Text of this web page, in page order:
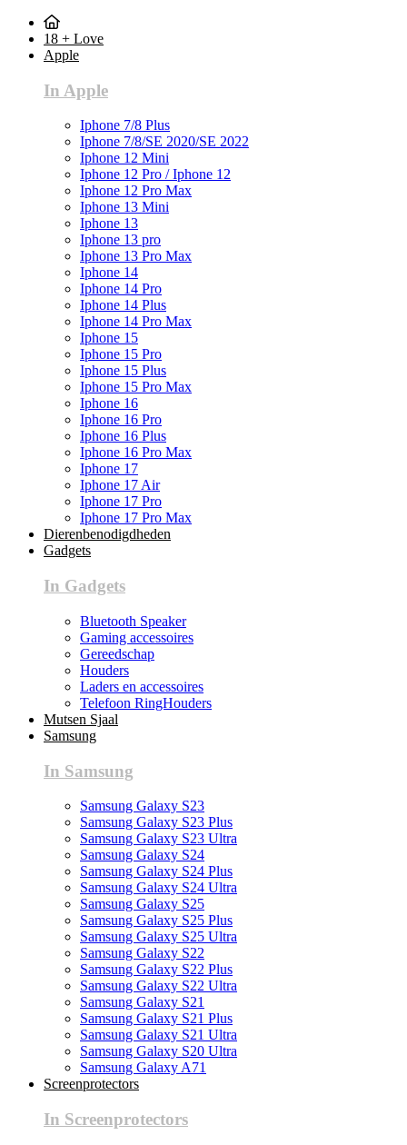
18 + Love
Apple
In Apple
Iphone 7/8 Plus
Iphone 7/8/SE 2020/SE 2022
Iphone 12 Mini
Iphone 12 Pro / Iphone 12
Iphone 12 Pro Max
Iphone 13 Mini
Iphone 13
Iphone 13 pro
Iphone 13 Pro Max
Iphone 14
Iphone 14 Pro
Iphone 14 Plus
Iphone 14 Pro Max
Iphone 15
Iphone 15 Pro
Iphone 15 Plus
Iphone 15 Pro Max
Iphone 16
Iphone 16 Pro
Iphone 16 Plus
Iphone 16 Pro Max
Iphone 17
Iphone 17 Air
Iphone 17 Pro
Iphone 17 Pro Max
Dierenbenodigdheden
Gadgets
In Gadgets
Bluetooth Speaker
Gaming accessoires
Gereedschap
Houders
Laders en accessoires
Telefoon RingHouders
Mutsen Sjaal
Samsung
In Samsung
Samsung Galaxy S23
Samsung Galaxy S23 Plus
Samsung Galaxy S23 Ultra
Samsung Galaxy S24
Samsung Galaxy S24 Plus
Samsung Galaxy S24 Ultra
Samsung Galaxy S25
Samsung Galaxy S25 Plus
Samsung Galaxy S25 Ultra
Samsung Galaxy S22
Samsung Galaxy S22 Plus
Samsung Galaxy S22 Ultra
Samsung Galaxy S21
Samsung Galaxy S21 Plus
Samsung Galaxy S21 Ultra
Samsung Galaxy S20 Ultra
Samsung Galaxy A71
Screenprotectors
In Screenprotectors